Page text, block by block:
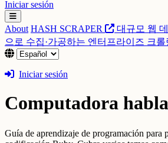
Iniciar sesión
About HASH SCRAPER
대규모 웹
으로 수집·가공하는 엔터프라이즈 크
Iniciar sesión
Computadora
Guía de aprendizaje de programación para